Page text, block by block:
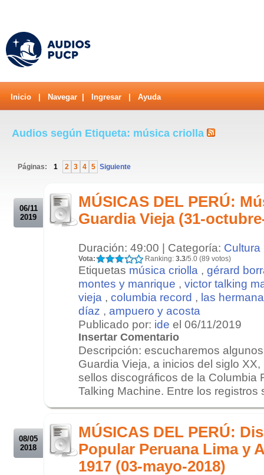
Inicio Navegar Ingresar Ayuda
Audios según Etiqueta: música criolla
Páginas: 1 2 3 4 5 Siguiente
06/11
2019
MÚSICAS DEL PERÚ:
Guardia Vieja (31-
Duración: 49:00 | Categoría: Cultura
Vota: Ranking: 3.3/5.0 (89 votos)
Etiquetas música criolla , gérard
montes y manrique , victor talking
vieja , columbia record , las
díaz , ampuero y acosta
Publicado por: ide el 06/11/2019
Insertar Comentario
Descripción: escucharemos
Guardia Vieja, a inicios del siglo
sellos discográficos de la Columbia
Talking Machine. Entre los registros
08/05
2018
MÚSICAS DEL PERÚ:
Popular Peruana Lima y
1917 (03-mayo-2018)